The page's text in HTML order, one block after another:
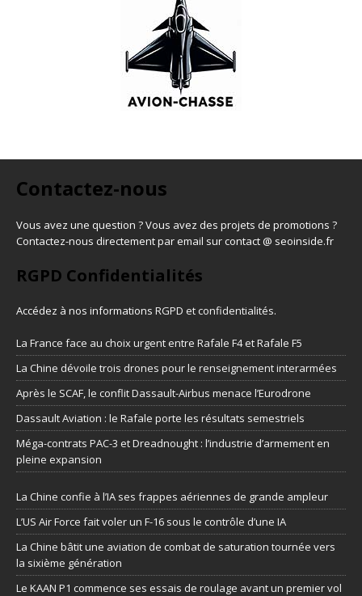
Contactez-nous
Vous avez une question ? Vous avez des projets de promotions ?
Contactez-nous directement par email sur contact @ seoinside.fr
RGPD Confidentialités
Accédez à nos informations RGPD et confidentialités.
La France face au choix urgent entre Rafale F4 et Rafale F5
La Chine dévoile trois drones pour le renseignement interarmées
Après le SCAF, le conflit Dassault-Airbus menace l’Eurodrone
Dassault Aviation : le Rafale porte les résultats semestriels
Méga-contrats PAC-3 et Dreadnought : l’industrie d’armement en
pleine expansion
La Chine confie à l’IA ses frappes aériennes de grande ampleur
L’US Air Force fait voler un F-16 sous le contrôle d’une IA
La Chine bâtit une aviation de combat de saturation tournée vers
la sixième génération
Le KAAN P1 commence ses essais de roulage avant un premier vol